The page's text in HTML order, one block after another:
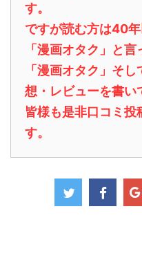
す。
ですが読む方は40
「漫画オタク」と言
「漫画オタク」そ
想・レビューを書い
皆様も是非口コミ投
す。